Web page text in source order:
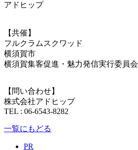
アドヒップ
【共催】
フルクラムスクワッド
横須賀市
横須賀集客促進・魅力発信実行委員会
【問い合わせ】
株式会社アドヒップ
TEL : 06-6543-8282
一覧にもどる
PR